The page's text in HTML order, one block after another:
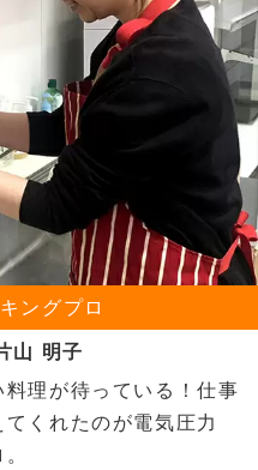
ングプロ
山 明子
理が待っている！仕事
くれたのが電気圧力